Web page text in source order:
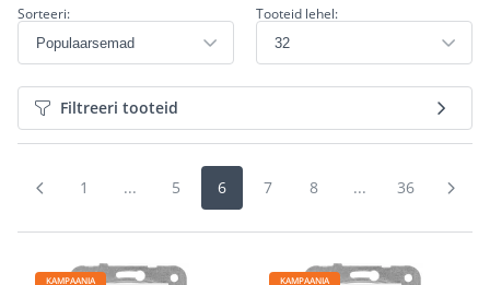
Sorteeri: Tooteid lehel:
Filtreeri tooteid
1 ... 5 6 7 8 ... 36
KAMPAANIA KAMPAANIA